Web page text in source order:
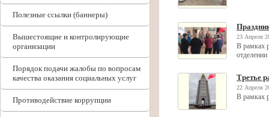
Полезные ссылки (баннеры)
Вышестоящие и контролирующие
организации
Порядок подачи жалобы по вопросам
качества оказания социальных услуг
Противодействие коррупции
23 Апреля
В рамках
Третье
22 Апреля
В рамках